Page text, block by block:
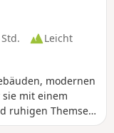
Leicht
modernen
mit einem
ruhigen Themse